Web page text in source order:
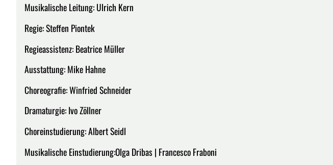
Musikalische Leitung: Ulrich Kern
Regie: Steffen Piontek
Regieassistenz: Beatrice Müller
Ausstattung: Mike Hahne
Choreografie: Winfried Schneider
Dramaturgie: Ivo Zöllner
Choreinstudierung: Albert Seidl
Musikalische Einstudierung:Olga Dribas | Francesco Fraboni